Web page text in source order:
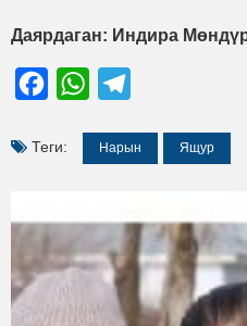
Даярдаган: Индира
FacebookWhatsApp
Теги: Нарын Ящур